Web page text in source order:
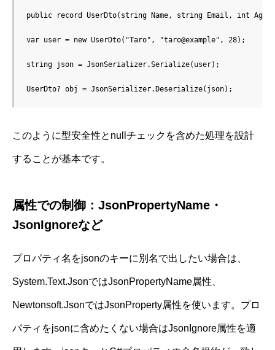
public record UserDto(string Name, string Email, int Age);
var user = new UserDto("Taro", "taro@example", 28);
string json = JsonSerializer.Serialize(user);
このように型安全性とnullチェックを含めた処理を設計
することが基本です。
属性での制御：JsonPropertyName・
JsonIgnoreなど
プロパティ名をjsonのキーに別名で出したい場合は、
System.Text.JsonではJsonPropertyName属性、
Newtonsoft.JsonではJsonProperty属性を使います。プロ
パティをjsonに含めたくない場合はJsonIgnore属性を適